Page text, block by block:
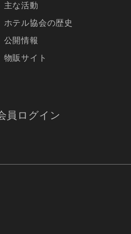
主な活動
ホテル協会の歴史
公開情報
物販サイト
員ログイン